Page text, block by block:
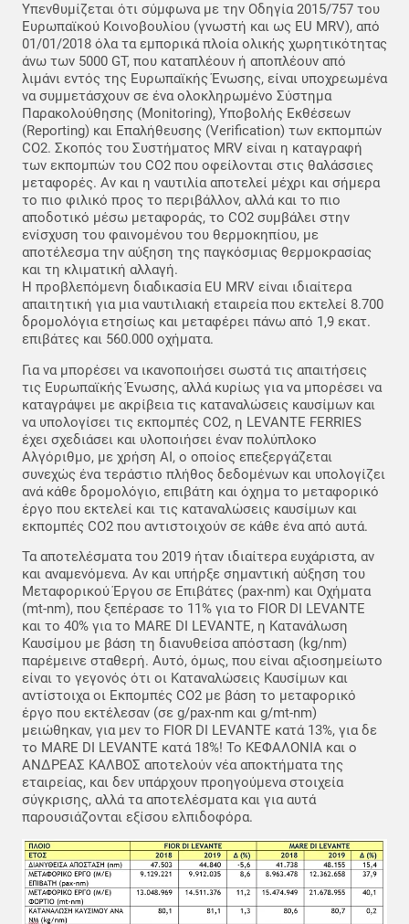
Υπενθυμίζεται ότι σύμφωνα με την Οδηγία 2015/757 του
Ευρωπαϊκού Κοινοβουλίου (γνωστή και ως EU MRV), από
01/01/2018 όλα τα εμπορικά πλοία ολικής χωρητικότητας
άνω των 5000 GT, που καταπλέουν ή αποπλέουν από
λιμάνι εντός της Ευρωπαϊκής Ένωσης, είναι υποχρεωμένα
να συμμετάσχουν σε ένα ολοκληρωμένο Σύστημα
Παρακολούθησης (Monitoring), Υποβολής Εκθέσεων
(Reporting) και Επαλήθευσης (Verification) των εκπομπών
CO2. Σκοπός του Συστήματος MRV είναι η καταγραφή
των εκπομπών του CO2 που οφείλονται στις θαλάσσιες
μεταφορές. Αν και η ναυτιλία αποτελεί μέχρι και σήμερα
το πιο φιλικό προς το περιβάλλον, αλλά και το πιο
αποδοτικό μέσω μεταφοράς, το CO2 συμβάλει στην
ενίσχυση του φαινομένου του θερμοκηπίου, με
αποτέλεσμα την αύξηση της παγκόσμιας θερμοκρασίας
και τη κλιματική αλλαγή.
Η προβλεπόμενη διαδικασία EU MRV είναι ιδιαίτερα
απαιτητική για μια ναυτιλιακή εταιρεία που εκτελεί 8.700
δρομολόγια ετησίως και μεταφέρει πάνω από 1,9 εκατ.
επιβάτες και 560.000 οχήματα.
Για να μπορέσει να ικανοποιήσει σωστά τις απαιτήσεις
τις Ευρωπαϊκής Ένωσης, αλλά κυρίως για να μπορέσει να
καταγράψει με ακρίβεια τις καταναλώσεις καυσίμων και
να υπολογίσει τις εκπομπές CO2, η LEVANTE FERRIES
έχει σχεδιάσει και υλοποιήσει έναν πολύπλοκο
Αλγόριθμο, με χρήση ΑΙ, ο οποίος επεξεργάζεται
συνεχώς ένα τεράστιο πλήθος δεδομένων και υπολογίζει
ανά κάθε δρομολόγιο, επιβάτη και όχημα το μεταφορικό
έργο που εκτελεί και τις καταναλώσεις καυσίμων και
εκπομπές CO2 που αντιστοιχούν σε κάθε ένα από αυτά.
Τα αποτελέσματα του 2019 ήταν ιδιαίτερα ευχάριστα, αν
και αναμενόμενα. Αν και υπήρξε σημαντική αύξηση του
Μεταφορικού Έργου σε Επιβάτες (pax-nm) και Οχήματα
(mt-nm), που ξεπέρασε το 11% για το FIOR DI LEVANTE
και το 40% για το MARE DI LEVANTE, η Κατανάλωση
Καυσίμου με βάση τη διανυθείσα απόσταση (kg/nm)
παρέμεινε σταθερή. Αυτό, όμως, που είναι αξιοσημείωτο
είναι το γεγονός ότι οι Καταναλώσεις Καυσίμων και
αντίστοιχα οι Εκπομπές CO2 με βάση το μεταφορικό
έργο που εκτέλεσαν (σε g/pax-nm και g/mt-nm)
μειώθηκαν, για μεν το FIOR DI LEVANTE κατά 13%, για δε
το MARE DI LEVANTE κατά 18%! Το ΚΕΦΑΛΟΝΙΑ και ο
ΑΝΔΡΕΑΣ ΚΑΛΒΟΣ αποτελούν νέα αποκτήματα της
εταιρείας, και δεν υπάρχουν προηγούμενα στοιχεία
σύγκρισης, αλλά τα αποτελέσματα και για αυτά
παρουσιάζονται εξίσου ελπιδοφόρα.